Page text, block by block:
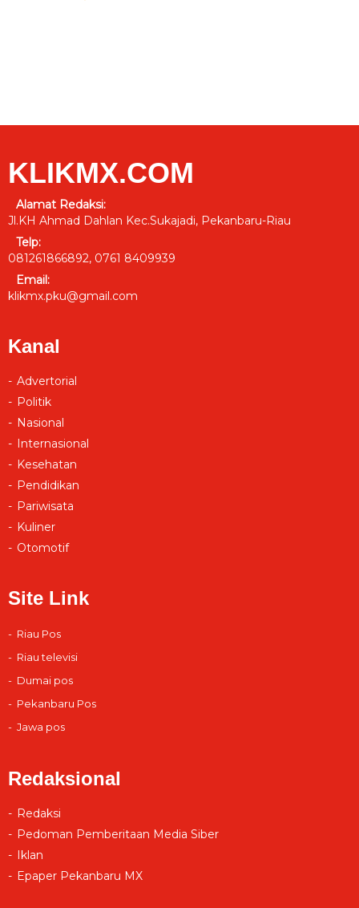
KLIKMX.COM
Alamat Redaksi:
Jl.KH Ahmad Dahlan Kec.Sukajadi, Pekanbaru-Riau
Telp:
081261866892, 0761 8409939
Email:
klikmx.pku@gmail.com
Kanal
Advertorial
Politik
Nasional
Internasional
Kesehatan
Pendidikan
Pariwisata
Kuliner
Otomotif
Site Link
Riau Pos
Riau televisi
Dumai pos
Pekanbaru Pos
Jawa pos
Redaksional
Redaksi
Pedoman Pemberitaan Media Siber
Iklan
Epaper Pekanbaru MX